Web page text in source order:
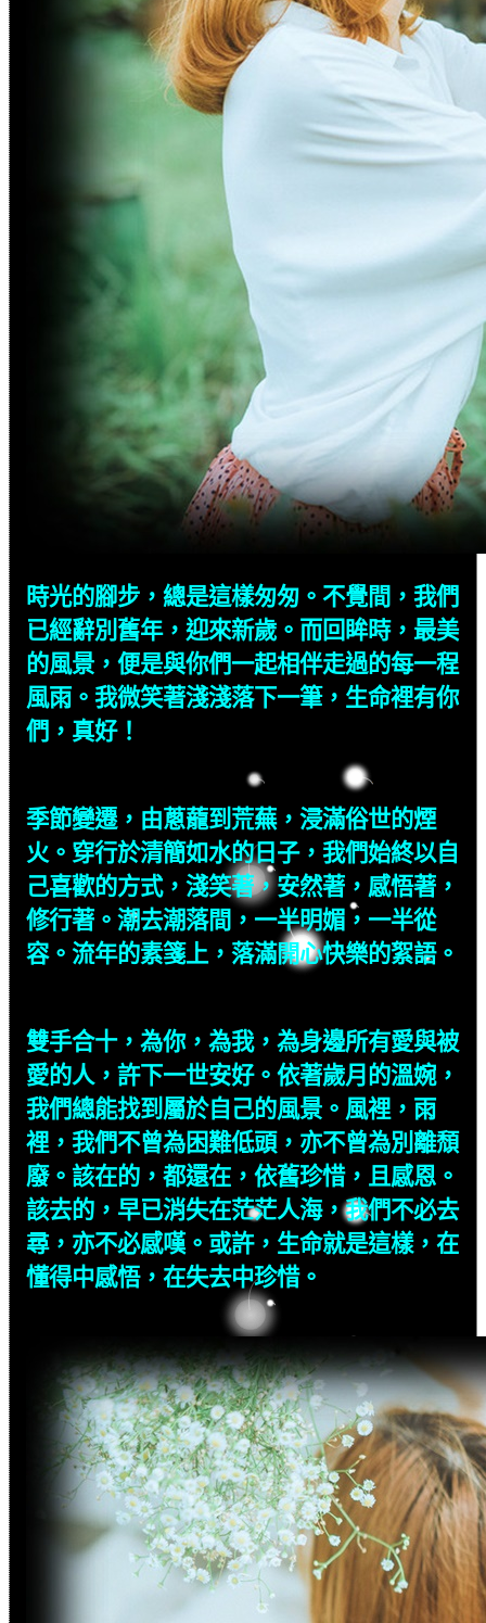
時光的腳步，總是這樣匆匆。不覺間，我們
已經辭別舊年，迎來新歲。而回眸時，最美
的風景，便是與你們一起相伴走過的每一程
風雨。我微笑著淺淺落下一筆，生命裡有你
們，真好！
季節變遷，由蔥蘢到荒蕪，浸滿俗世的煙
火。穿行於清簡如水的日子，我們始終以自
己喜歡的方式，淺笑著，安然著，感悟著，
修行著。潮去潮落間，一半明媚，一半從
容。流年的素箋上，落滿開心快樂的絮語。
雙手合十，為你，為我，為身邊所有愛與被
愛的人，許下一世安好。依著歲月的溫婉，
我們總能找到屬於自己的風景。風裡，雨
裡，我們不曾為困難低頭，亦不曾為別離頹
廢。該在的，都還在，依舊珍惜，且感恩。
該去的，早已消失在茫茫人海，我們不必去
尋，亦不必感嘆。或許，生命就是這樣，在
懂得中感悟，在失去中珍惜。